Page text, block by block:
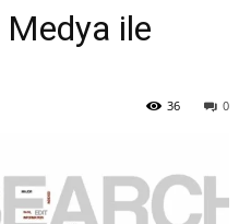
ve
Medya ile
0
36